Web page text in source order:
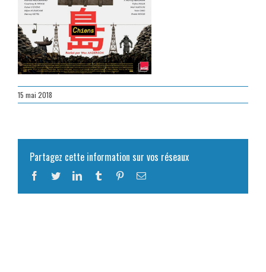
15 mai 2018
Partagez cette information sur vos réseaux
Facebook
TwitterLinkedInTumblr PinterestEmail